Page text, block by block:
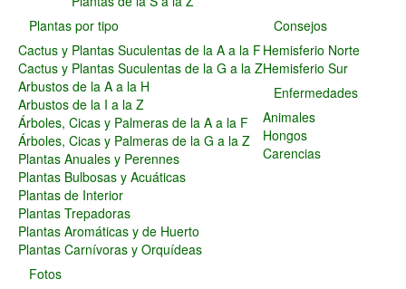
Consejos
Hemisferio Norte
Hemisferio Sur
Enfermedades
Animales
Hongos
Carencias
Fotos
Flores y Plantas
Árboles y Palmeras
Arbustos y Trepadoras
Plantas por tipo
Cactus y Plantas Suculentas de la A a la F
Cactus y Plantas Suculentas de la G a la Z
Arbustos de la A a la H
Arbustos de la I a la Z
Árboles, Cicas y Palmeras de la A a la F
Árboles, Cicas y Palmeras de la G a la Z
Plantas Anuales y Perennes
Plantas Bulbosas y Acuáticas
Plantas de Interior
Plantas Trepadoras
Plantas Aromáticas y de Huerto
Plantas Carnívoras y Orquídeas
Consejos
Hemisferio Norte
Hemisferio Sur
Enfermedades
Animales
Hongos
Carencias
Fotos